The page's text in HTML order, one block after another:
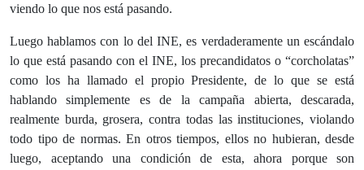
viendo lo que nos está pasando.
Luego hablamos con lo del INE, es verdaderamente un escándalo
lo que está pasando con el INE, los precandidatos o “corcholatas”
como los ha llamado el propio Presidente, de lo que se está
hablando simplemente es de la campaña abierta, descarada,
realmente burda, grosera, contra todas las instituciones, violando
todo tipo de normas. En otros tiempos, ellos no hubieran, desde
luego, aceptando una condición de esta, ahora porque son